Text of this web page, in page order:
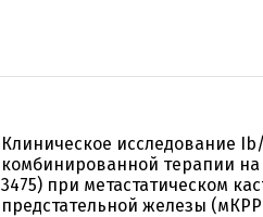
Клиническое исследование
комбинированной терапии
3475) при метастатическом
предстательной железы